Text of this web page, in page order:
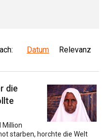
Datum Relevanz
die
Million
starben, horchte die Welt